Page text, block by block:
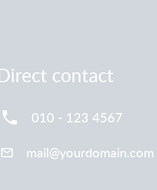
contact
010 - 123 4567
mail@yourdomain.com